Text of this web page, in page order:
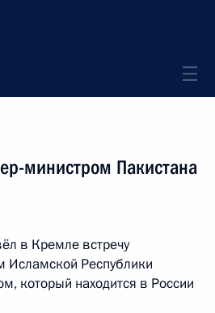
министром Пакистана
в Кремле встречу
Исламской Республики
который находится в России